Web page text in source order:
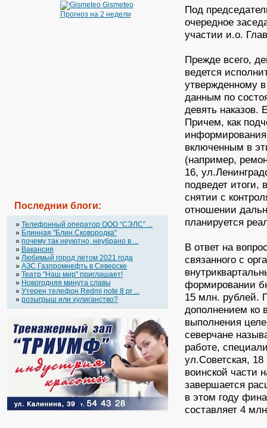
Gismeteo
Прогноз на 2 недели
Последнии блоги:
» Телефонный оператор OOO “СЭЛС” ...
» Блинная "Блин.Сковородка"
» почему так неуютно, неубрано в ...
» Вакансия
» Любимый город летом 2021 года
» АЗС Газпромнефть в Северске
» Театр "Наш мир" приглашает!
» Новогодняя минута славы
» Утерен телефон Redmi note 8 pr ...
» розыгрыш или хулиганство?
Под
очередное
участии и.о.
Прежде всего,
ведется
утвержденному
данным по
девять наказов.
Причем, как
включенным в
(например,
16,
подведет
снятии с
отношении
планируется
В ответ на
связанного с
формировании
15 млн. рублей.
дополнением ко
выполнения
северчане
работе,
ул.Советская,
воинской части
завершается
в этом году
составляет 4